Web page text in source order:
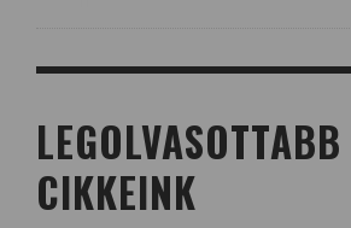
LEGOLVASOTTABB
CIKKEINK